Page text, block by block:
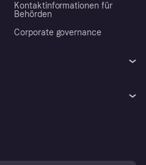
Kontaktinformationen für
Behörden
Corporate governance
Dein Widerrufsrecht